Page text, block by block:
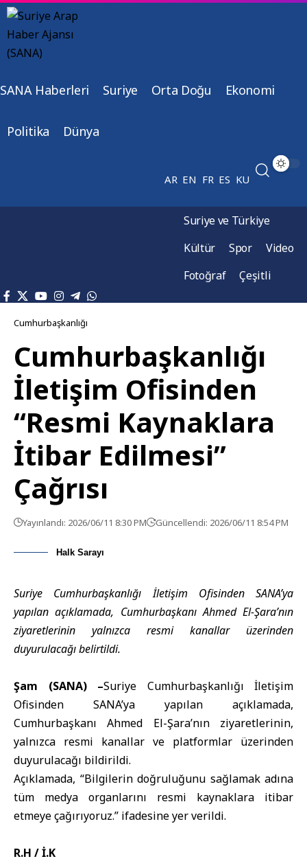
SANA Haberleri Suriye Orta Doğu Ekonomi
Politika Dünya
AR EN FR ES KU
Suriye ve Türkiye
Kültür
Spor
Video
Fotoğraf
Çeşitli
Cumhurbaşkanlığı
Cumhurbaşkanlığı
İletişim Ofisinden
“Resmi Kaynaklara
İtibar Edilmesi”
Çağrısı
Yayınlandı: 2026/06/11 8:30 PM Güncellendi: 2026/06/11 8:54 PM
Halk Sarayı
Suriye Cumhurbaşkanlığı İletişim Ofisinden SANA’ya
yapılan açıklamada, Cumhurbaşkanı Ahmed El-Şara’nın
ziyaretlerinin yalnızca resmi kanallar üzerinden
duyurulacağı belirtildi.
Şam (SANA) –Suriye Cumhurbaşkanlığı İletişim
Ofisinden SANA’ya yapılan açıklamada,
Cumhurbaşkanı Ahmed El-Şara’nın ziyaretlerinin,
yalnızca resmi kanallar ve platformlar üzerinden
duyurulacağı bildirildi.
Açıklamada, “Bilgilerin doğruluğunu sağlamak adına
tüm medya organlarını resmi kaynaklara itibar
etmeye çağırıyoruz.” ifadesine yer verildi.
R.H / İ.K